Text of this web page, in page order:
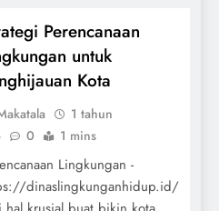
Perencanaan
untuk
Kota
1 tahun
0 1 mins
Lingkungan -
dinaslingkunganhidup.id/